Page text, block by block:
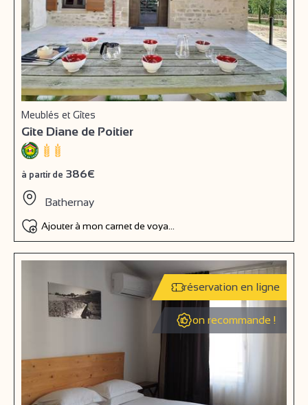
Meublés et Gîtes
Gîte Diane de Poitier
à partir de 386€
Bathernay
Ajouter à mon carnet de voyage
réservation en ligne
on recommande !